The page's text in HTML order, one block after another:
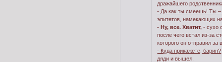
дражайшего
- Да как ты смеешь! Ты
эпитетов, намекающих
- Ну, все. Хватит,- сухо
после чего встал из-за
которого он отправил за
- Куда прикажете, барин?
дяди и вышел.